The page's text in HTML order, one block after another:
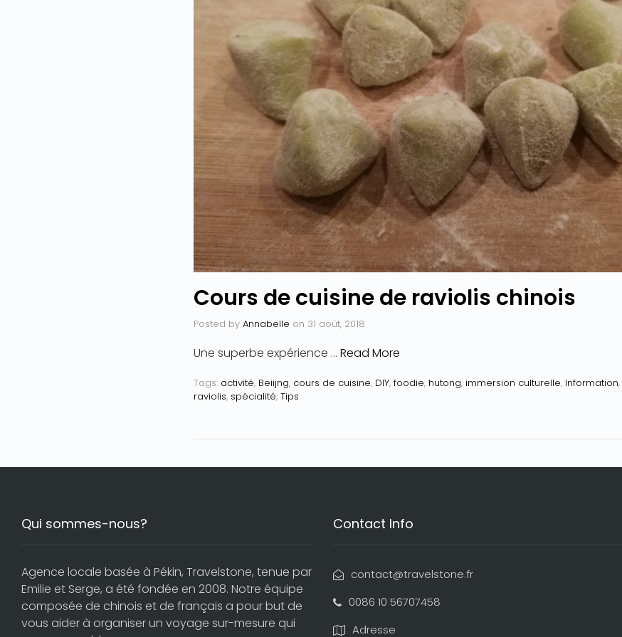
Cours de cuisine de raviolis chinois
Posted by Annabelle on 31 août, 2018
Une superbe expérience … Read More
Tags: activité, Beiijng, cours de cuisine, DIY, foodie, hutong, immersion culturelle, Information,
raviolis, spécialité, Tips
Qui sommes-nous?
Agence locale basée à Pékin, Travelstone, tenue par
Emilie et Serge, a été fondée en 2008. Notre équipe
composée de chinois et de français a pour but de
vous aider à organiser un voyage sur-mesure qui
Contact Info
contact@travelstone.fr
0086 10 56707458
Adresse